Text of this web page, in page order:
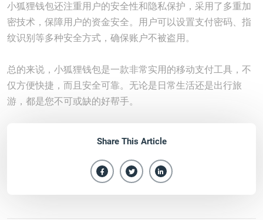
小狐狸钱包还注重用户的安全性和隐私保护，采用了多重加
密技术，保障用户的资金安全。用户可以设置支付密码、指
纹识别等多种安全方式，确保账户不被盗用。
总的来说，小狐狸钱包是一款非常实用的移动支付工具，不
仅方便快捷，而且安全可靠。无论是日常生活还是出行旅
游，都是您不可或缺的好帮手。
Share This Article